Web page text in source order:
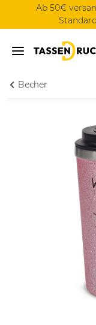
Ab 50€
Becher